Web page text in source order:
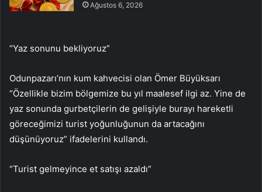
Ağustos 6, 2026
“Yaz sonunu bekliyoruz”
Odunpazarı’nın kum kahvecisi olan Ömer Büyüksarı
“Özellikle bizim bölgemize bu yıl maalesef ilgi az. Yine de
yaz sonunda gurbetçilerin de gelişiyle burayı hareketli
göreceğimizi turist yoğunluğunun da artacağını
düşünüyoruz” ifadelerini kullandı.
“Turist gelmeyince et satışı azaldı”